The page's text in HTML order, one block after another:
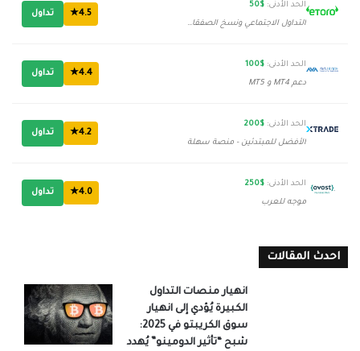
الحد الأدنى: $50
التداول الاجتماعي ونسخ الصفقات
4.5★ تداول
الحد الأدنى: $100
دعم MT4 و MT5
4.4★ تداول
الحد الأدنى: $200
الأفضل للمبتدئين - منصة سهلة
4.2★ تداول
الحد الأدنى: $250
موجه للعرب
4.0★ تداول
احدث المقالات
انهيار منصات التداول
الكبيرة يُؤدي إلى انهيار
سوق الكريبتو في 2025:
شبح “تأثير الدومينو” يُهدد